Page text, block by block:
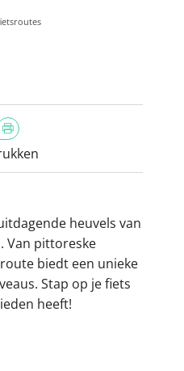
heuvels van
Van pittoreske
biedt een unieke
Stap op je fiets
heeft!